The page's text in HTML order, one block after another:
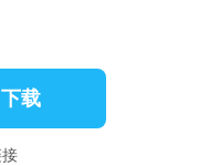
载